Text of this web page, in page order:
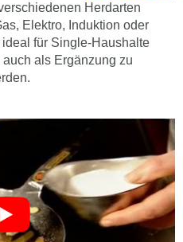
Herdarten
Elektro, Induktion oder
für Single-Haushalte
als Ergänzung zu